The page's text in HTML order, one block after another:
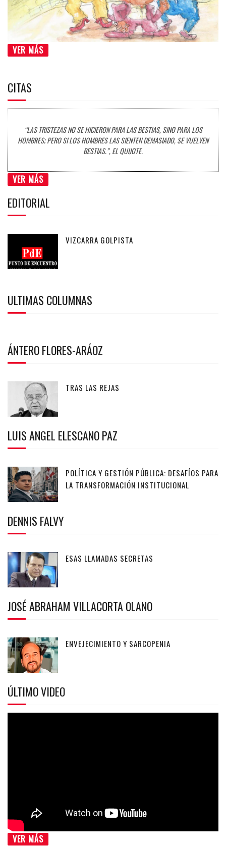
VER MÁS
CITAS
“LAS TRISTEZAS NO SE HICIERON PARA LAS BESTIAS, SINO PARA LOS
HOMBRES; PERO SI LOS HOMBRES LAS SIENTEN DEMASIADO, SE VUELVEN
BESTIAS.”, EL QUIJOTE.
VER MÁS
EDITORIAL
VIZCARRA GOLPISTA
ULTIMAS COLUMNAS
ÁNTERO FLORES-ARÁOZ
TRAS LAS REJAS
LUIS ANGEL ELESCANO PAZ
POLÍTICA Y GESTIÓN PÚBLICA: DESAFÍOS PARA
LA TRANSFORMACIÓN INSTITUCIONAL
DENNIS FALVY
ESAS LLAMADAS SECRETAS
JOSÉ ABRAHAM VILLACORTA OLANO
ENVEJECIMIENTO Y SARCOPENIA
ÚLTIMO VIDEO
VER MÁS